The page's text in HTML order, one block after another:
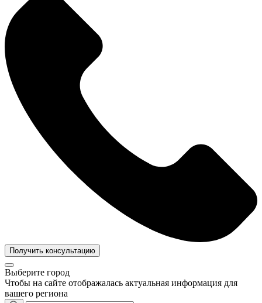
Получить консультацию
Выберите город
Чтобы на сайте отображалась актуальная информация для
вашего региона